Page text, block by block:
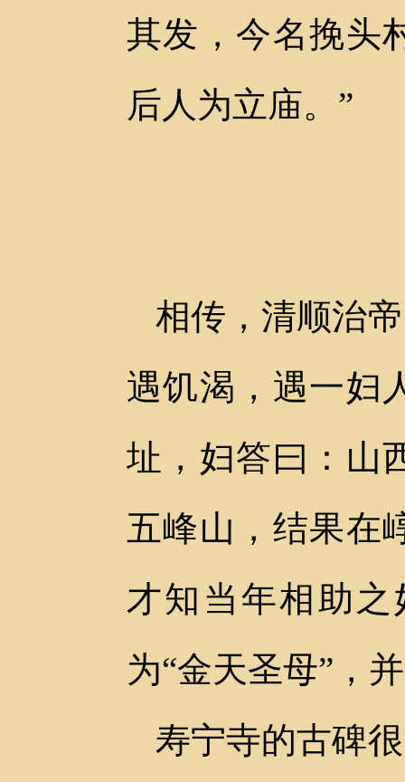
其发，今名挽头
后人为立庙。”
相传，清顺治
遇饥渴，遇一妇
址，妇答曰：山
五峰山，结果在
才知当年相助
为“金天圣母”，
寿宁寺的古碑